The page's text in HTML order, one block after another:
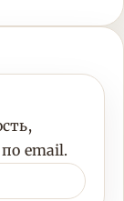
email.